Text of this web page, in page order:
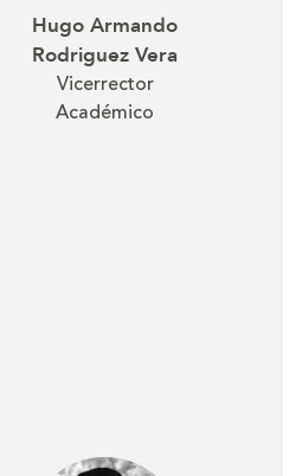
Hugo Armando
Rodriguez Vera
Vicerrector
Académico